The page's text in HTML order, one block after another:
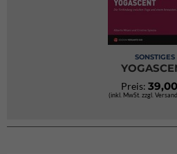
SONSTIGES
Preis:
(inkl. MwSt. zzgl.